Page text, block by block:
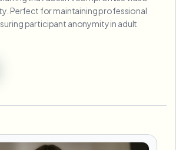
Perfect for maintaining professional
participant anonymity in adult